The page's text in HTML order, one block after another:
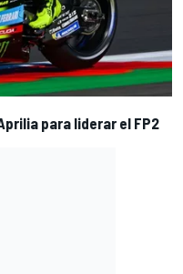
para liderar el FP2